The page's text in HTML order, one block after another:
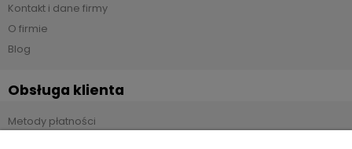
Kontakt i dane firmy
O firmie
Blog
Obsługa klienta
Metody płatności